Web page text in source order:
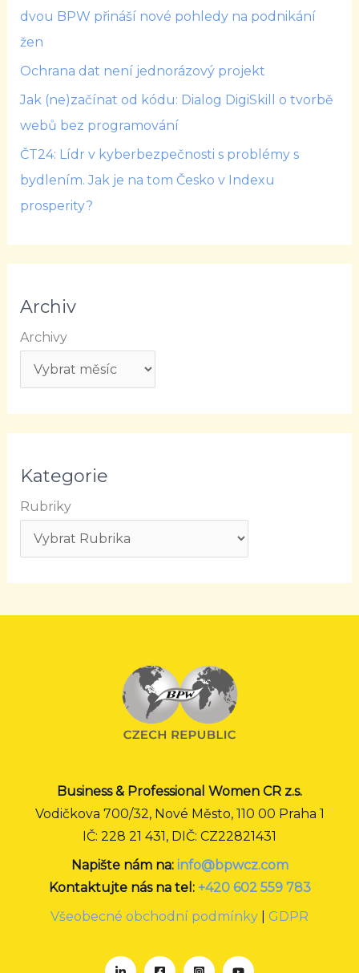
dvou BPW přináší nové pohledy na podnikání
žen
Ochrana dat není jednorázový projekt
Jak (ne)začínat od kódu: Dialog DigiSkill o tvorbě
webů bez programování
ČT24: Lídr v kyberbezpečnosti s problémy s
bydlením. Jak je na tom Česko v Indexu
prosperity?
Archiv
Archivy
Kategorie
Rubriky
Business & Professional Women CR z.s.
Vodičkova 700/32, Nové Město, 110 00 Praha 1
IČ: 228 21 431, DIČ: CZ22821431
Napište nám na: info@bpwcz.com
Kontaktujte nás na tel: +420 602 559 783
Všeobecné obchodní podmínky
GDPR